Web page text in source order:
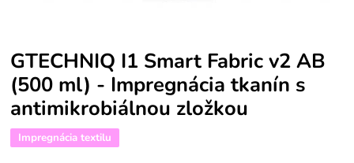
GTECHNIQ I1 Smart Fabric v2 AB
(500 ml) - Impregnácia tkanín s
antimikrobiálnou zložkou
Impregnácia textilu